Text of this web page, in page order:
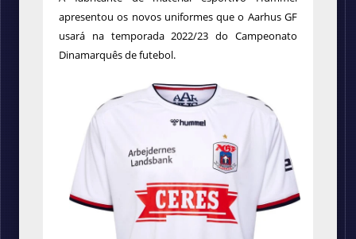
apresentou os novos uniformes que o Aarhus GF
usará na temporada 2022/23 do Campeonato
Dinamarquês de futebol.